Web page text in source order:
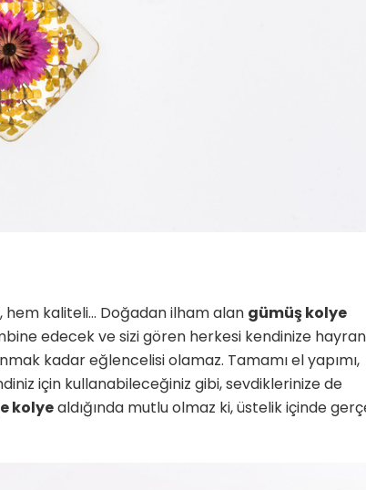
hem kaliteli… Doğadan ilham alan gümüş kolye
edecek ve sizi gören herkesi kendinize hayran
kadar eğlencelisi olamaz. Tamamı el yapımı,
için kullanabileceğiniz gibi, sevdiklerinize de
kolyealdığında mutlu olmaz ki, üstelik içinde